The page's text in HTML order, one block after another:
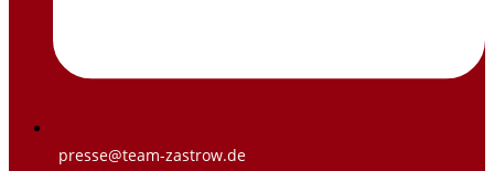
presse@team-zastrow.de